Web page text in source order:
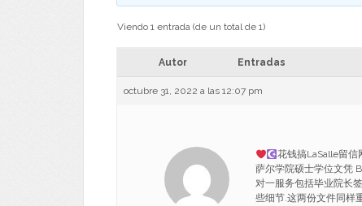
Viendo 1 entrada (de un total de 1)
Autor Entradas
octubre 31, 2022 a las 12:07 pm
花钱搞LaSalle留
萨尔学院硕士学位文凭
对一服务包括毕业院长
些细节.这两份文件同样